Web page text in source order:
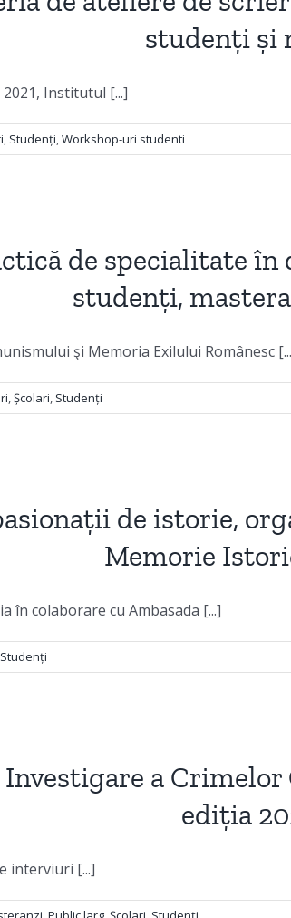
studenți și
Institutul [...]
, Studenți,Workshop-uri studenti
de specialitate
studenți,
şi Memoria Exilului Românesc
,Școlari, Studenți
de istorie,
Memorie
în colaborare cu Ambasada [...]
Studenți
a
ediția
interviuri [...]